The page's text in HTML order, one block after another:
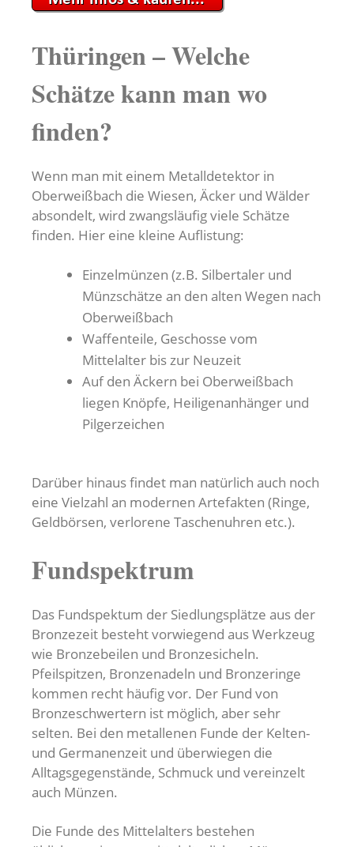
Thüringen – Welche
Schätze kann man wo
finden?
Wenn man mit einem Metalldetektor in
Oberweißbach die Wiesen, Äcker und Wälder
absondelt, wird zwangsläufig viele Schätze
finden. Hier eine kleine Auflistung:
Einzelmünzen (z.B. Silbertaler und
Münzschätze an den alten Wegen nach
Oberweißbach
Waffenteile, Geschosse vom
Mittelalter bis zur Neuzeit
Auf den Äckern bei Oberweißbach
liegen Knöpfe, Heiligenanhänger und
Pilgerzeichen
Darüber hinaus findet man natürlich auch noch
eine Vielzahl an modernen Artefakten (Ringe,
Geldbörsen, verlorene Taschenuhren etc.).
Fundspektrum
Das Fundspektum der Siedlungsplätze aus der
Bronzezeit besteht vorwiegend aus Werkzeug
wie Bronzebeilen und Bronzesicheln.
Pfeilspitzen, Bronzenadeln und Bronzeringe
kommen recht häufig vor. Der Fund von
Bronzeschwertern ist möglich, aber sehr
selten. Bei den metallenen Funde der Kelten-
und Germanenzeit und überwiegen die
Alltagsgegenstände, Schmuck und vereinzelt
auch Münzen.
Die Funde des Mittelalters bestehen